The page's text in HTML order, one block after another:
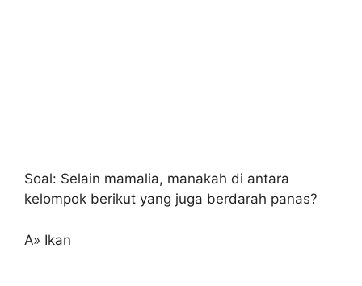
Soal: Selain mamalia, manakah di antara
kelompok berikut yang juga berdarah panas?
A» Ikan